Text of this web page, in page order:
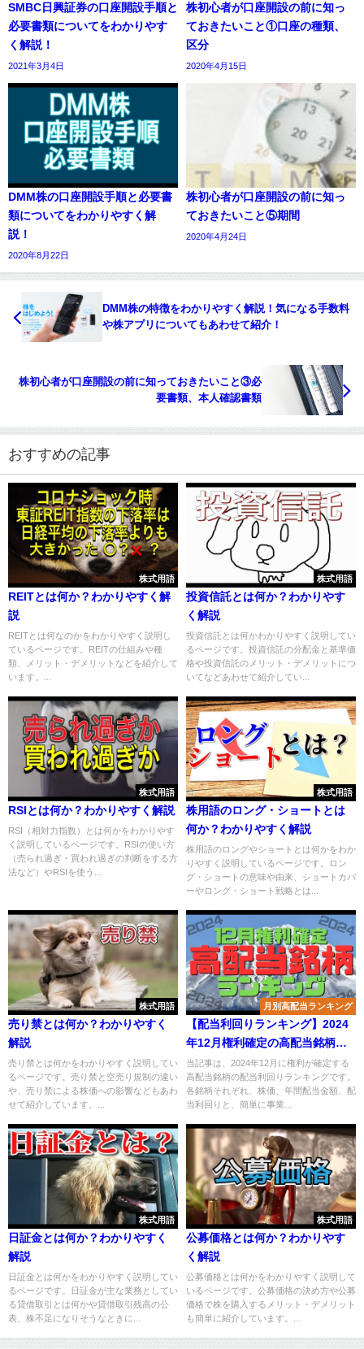
SMBC日興証券の口座開設手順と
必要書類についてをわかりやす
く解説！
2021年3月4日
株初心者が口座開設の前に知っ
ておきたいこと①口座の種類、
区分
2020年4月15日
DMM株の口座開設手順と必要書
類についてをわかりやすく解
説！
2020年8月22日
株初心者が口座開設の前に知っ
ておきたいこと⑤期間
2020年4月24日
DMM株の特徴をわかりやすく解説！気になる手数料
や株アプリについてもあわせて紹介！
株初心者が口座開設の前に知っておきたいこと③必
要書類、本人確認書類
おすすめの記事
株式用語
REITとは何か？わかりやすく解
説
REITとは何なのかをわかりやすく説明し
ているページです。REITの仕組みや種
類、メリット・デメリットなどを紹介して
います。...
株式用語
投資信託とは何か？わかりやす
く解説
投資信託とは何かわかりやすく説明してい
るページです。投資信託の分配金と基準価
格や投資信託のメリット・デメリットにつ
いてなどあわせて紹介してい...
株式用語
RSIとは何か？わかりやすく解説
RSI（相対力指数）とは何かをわかりやす
く説明しているページです。RSIの使い方
（売られ過ぎ・買われ過ぎの判断をする方
法など）やRSIを使う...
株式用語
株用語のロング・ショートとは
何か？わかりやすく解説
株用語のロングやショートとは何かをわか
りやすく説明しているページです。ロン
グ・ショートの意味や由来、ショートカバ
ーやロング・ショート戦略とは...
株式用語
売り禁とは何か？わかりやすく
解説
売り禁とは何かをわかりやすく説明してい
るページです。売り禁と空売り規制の違い
や、売り禁による株価への影響などもあわ
せて紹介しています。...
月別高配当ランキング
【配当利回りランキング】2024
年12月権利確定の高配当銘柄
TOP15
当記事は、2024年12月に権利が確定する
高配当銘柄の配当利回りランキングです。
各銘柄それぞれ、株価、年間配当金額、配
当利回りと、簡単に事業...
株式用語
日証金とは何か？わかりやすく
解説
日証金とは何かをわかりやすく説明してい
るページです。日証金が主な業務としてい
る貸借取引とは何かや貸借取引残高の公
表、株不足になりそうなときに...
株式用語
公募価格とは何か？わかりやす
く解説
公募価格とは何かをわかりやすく説明して
いるページです。公募価格の決め方や公募
価格で株を購入するメリット・デメリット
も簡単に紹介しています。...